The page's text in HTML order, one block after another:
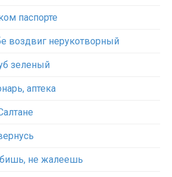
паспорте
воздвиг нерукотворный
зеленый
аптека
не жалеешь